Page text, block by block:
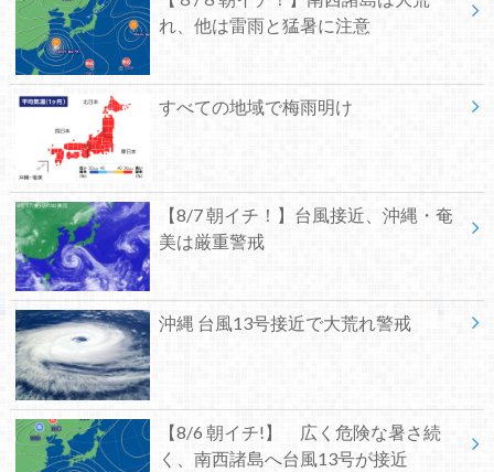
れ、他は雷雨と猛暑に注意
すべての地域で梅雨明け
【8/7 朝イチ！】台風接近、沖縄・奄
美は厳重警戒
沖縄 台風13号接近で大荒れ警戒
【8/6 朝イチ!】 広く危険な暑さ続
く、南西諸島へ台風13号が接近